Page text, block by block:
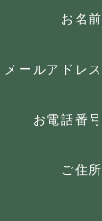
お名前
メールアドレス
お電話番号
ご住所